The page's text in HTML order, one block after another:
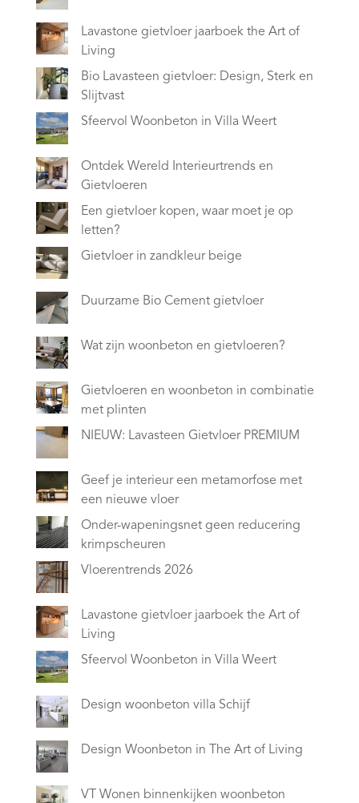
Lavastone gietvloer jaarboek the Art of
Living
Bio Lavasteen gietvloer: Design, Sterk en
Slijtvast
Sfeervol Woonbeton in Villa Weert
Ontdek Wereld Interieurtrends en
Gietvloeren
Een gietvloer kopen, waar moet je op
letten?
Gietvloer in zandkleur beige
Duurzame Bio Cement gietvloer
Wat zijn woonbeton en gietvloeren?
Gietvloeren en woonbeton in combinatie
met plinten
NIEUW: Lavasteen Gietvloer PREMIUM
Geef je interieur een metamorfose met
een nieuwe vloer
Onder-wapeningsnet geen reducering
krimpscheuren
Vloerentrends 2026
Lavastone gietvloer jaarboek the Art of
Living
Sfeervol Woonbeton in Villa Weert
Design woonbeton villa Schijf
Design Woonbeton in The Art of Living
VT Wonen binnenkijken woonbeton